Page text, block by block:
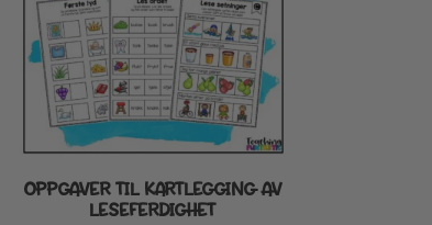
OPPGAVER TIL KARTLEGGING AV
LESEFERDIGHET